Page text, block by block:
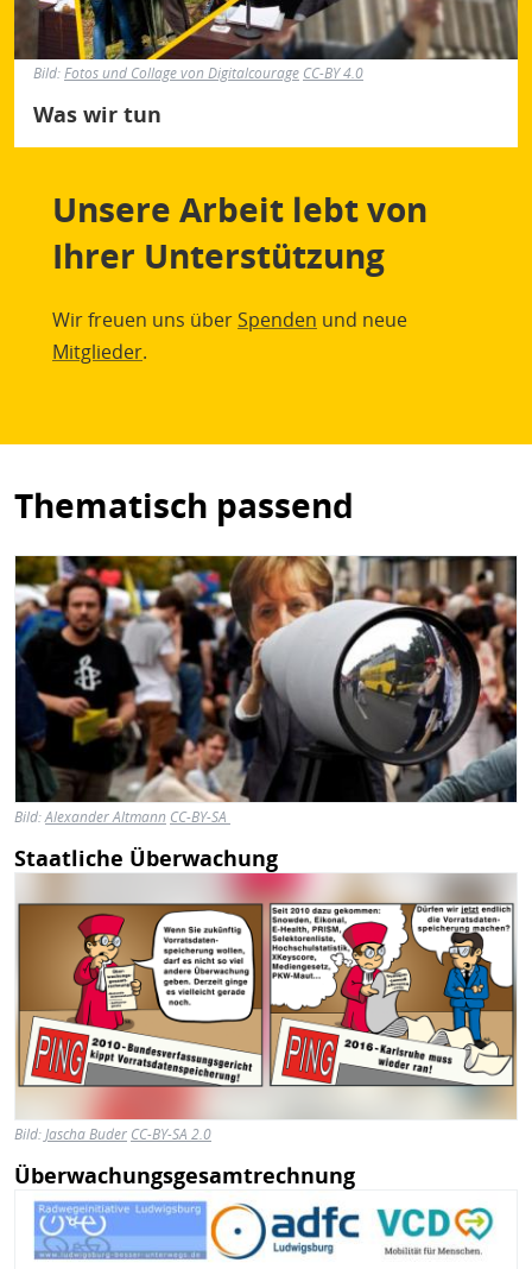
Bild:Fotos und Collage von Digitalcourage CC-BY 4.0
Was wir tun
Unsere Arbeit lebt von
Ihrer Unterstützung
Wir freuen uns über Spenden und neue
Mitglieder.
Thematisch passend
Bild
Bild:Alexander Altmann CC-BY-SA
Staatliche Überwachung
Bild
Bild:Jascha Buder CC-BY-SA 2.0
Überwachungsgesamtrechnung
Bild